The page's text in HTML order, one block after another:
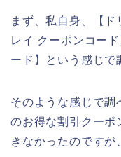
まず、私自身、【ド
レイ クーポンコー
ード】という感じで
そのような感じで調
のお得な割引クーポ
きなかったのですが